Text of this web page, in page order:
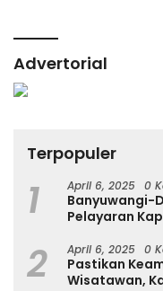
Advertorial
Terpopuler
1 April 6, 2025 0
Banyuwangi-
Pelayaran
2 April 6, 2025 0
Pastikan
Wisatawan,